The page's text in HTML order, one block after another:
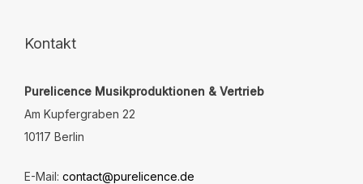
werden
Kontakt
Purelicence Musikproduktionen & Vertrieb
Am Kupfergraben 22
10117 Berlin
E-Mail: contact@purelicence.de